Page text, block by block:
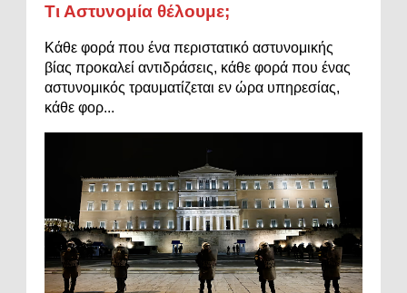
Τι Αστυνομία θέλουμε;
Κάθε φορά που ένα περιστατικό αστυνομικής
βίας προκαλεί αντιδράσεις, κάθε φορά που ένας
αστυνομικός τραυματίζεται εν ώρα υπηρεσίας,
κάθε φορ...